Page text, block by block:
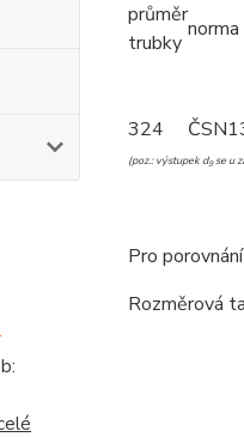
průměr
trubky
norma
324
(poz.: výstupek d9se u
Pro
Rozměrová